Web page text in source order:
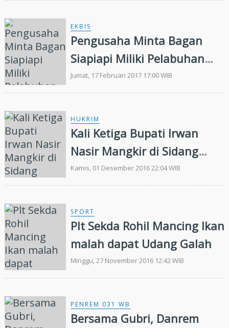
EKBIS
Pengusaha Minta Bagan
Siapiapi Miliki Pelabuhan
Internasional
Jumat, 17 Februari 2017 17:00 WIB
HUKRIM
Kali Ketiga Bupati Irwan
Nasir Mangkir di Sidang
Korupsi Lahan Pelabuhan
Dorak
Kamis, 01 Desember 2016 22:04 WIB
SPORT
Plt Sekda Rohil Mancing Ikan
malah dapat Udang Galah
Minggu, 27 November 2016 12:42 WIB
PENREM 031 WB
Bersama Gubri, Danrem